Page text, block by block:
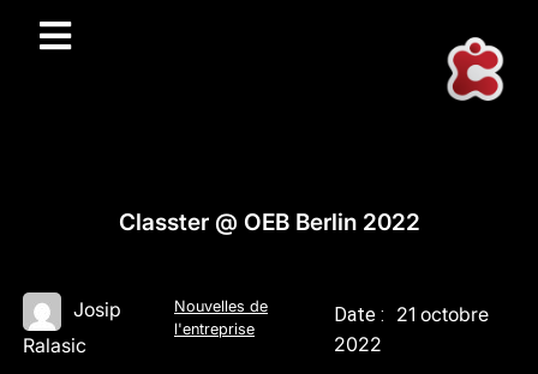
Classter @ OEB Berlin 2022
Josip
Ralasic
Nouvelles de
l'entreprise
Date :
21 octobre
2022